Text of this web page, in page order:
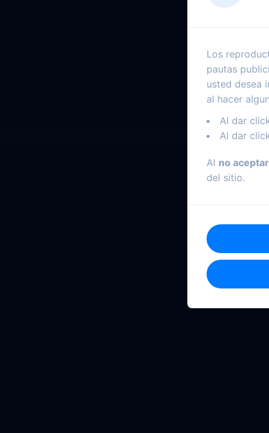
Los
pautas
usted desea
al hacer
Al dar
Al dar
Al no aceptar
del sitio.